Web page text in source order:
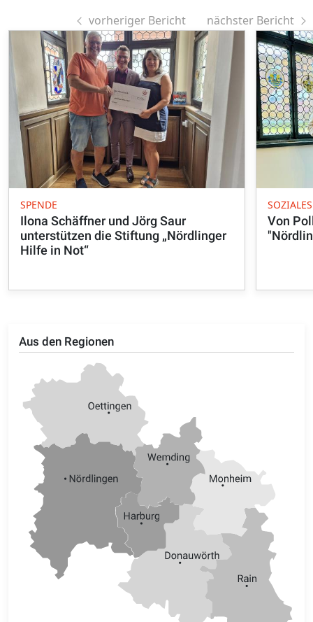
Aus den Regionen
vorheriger Bericht nächster Bericht
SPENDE
Ilona Schäffner und Jörg Saur
unterstützen die Stiftung „Nördlinger
Hilfe in Not“
SOZIALES
Von